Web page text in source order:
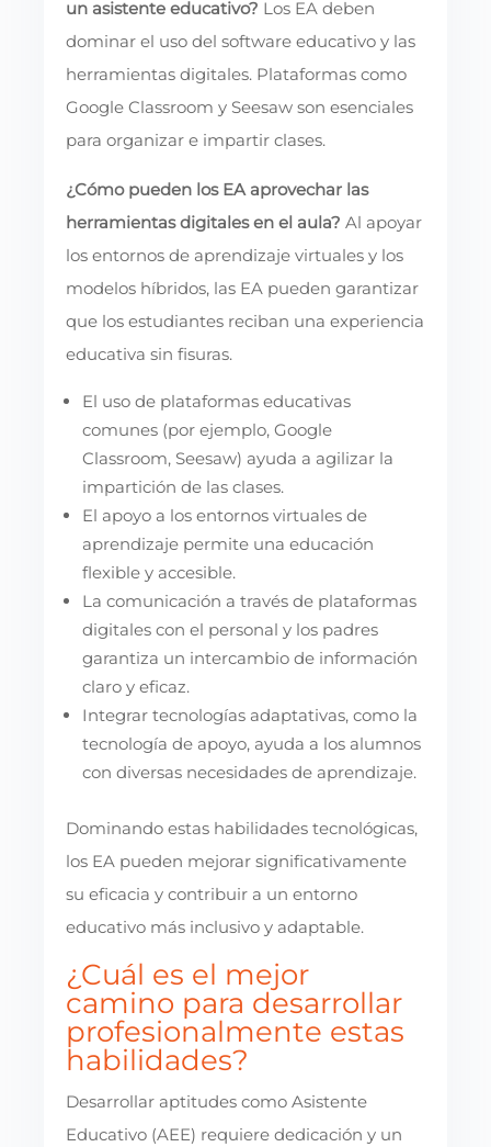
un asistente educativo? Los EA deben
dominar el uso del software educativo y las
herramientas digitales. Plataformas como
Google Classroom y Seesaw son esenciales
para organizar e impartir clases.
¿Cómo pueden los EA aprovechar las
herramientas digitales en el aula? Al apoyar
los entornos de aprendizaje virtuales y los
modelos híbridos, las EA pueden garantizar
que los estudiantes reciban una experiencia
educativa sin fisuras.
El uso de plataformas educativas
comunes (por ejemplo, Google
Classroom, Seesaw) ayuda a agilizar la
impartición de las clases.
El apoyo a los entornos virtuales de
aprendizaje permite una educación
flexible y accesible.
La comunicación a través de plataformas
digitales con el personal y los padres
garantiza un intercambio de información
claro y eficaz.
Integrar tecnologías adaptativas, como la
tecnología de apoyo, ayuda a los alumnos
con diversas necesidades de aprendizaje.
Dominando estas habilidades tecnológicas,
los EA pueden mejorar significativamente
su eficacia y contribuir a un entorno
educativo más inclusivo y adaptable.
¿Cuál es el mejor
camino para desarrollar
profesionalmente estas
habilidades?
Desarrollar aptitudes como Asistente
Educativo (AEE) requiere dedicación y un